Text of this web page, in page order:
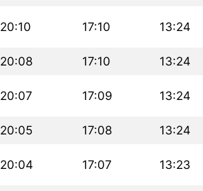
13:24
17:10
20:10
13:24
17:10
20:08
13:24
17:09
20:07
13:24
17:08
20:05
13:23
17:07
20:04